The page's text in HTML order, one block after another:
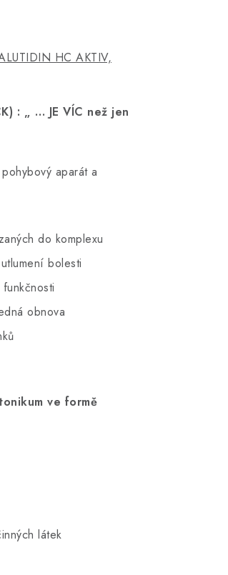
HC AKTIV,
: „ … JE VÍC než jen
aparát a
do komplexu
bolesti
obnova
ve formě
látek